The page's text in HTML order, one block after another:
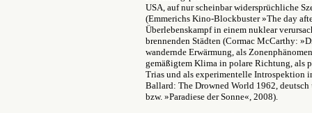
USA, auf nur scheinbar widersprüchliche
(Emmerichs Kino-Blockbuster »The day
Überlebenskampf in einem nuklear
brennenden Städten (Cormac McCarthy:
wandernde Erwärmung, als
gemäßigtem Klima in polare Richtung, als
Trias und als experimentelle Introspektion
Ballard: The Drowned World 1962,
bzw. »Paradiese der Sonne«, 2008).